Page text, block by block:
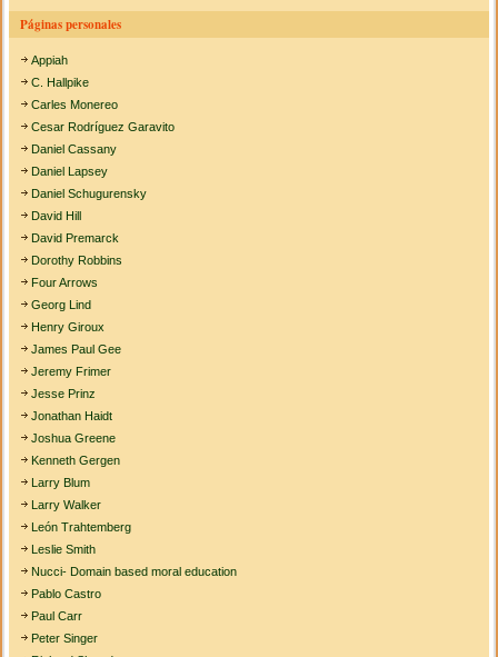
Páginas personales
Appiah
C. Hallpike
Carles Monereo
Cesar Rodríguez Garavito
Daniel Cassany
Daniel Lapsey
Daniel Schugurensky
David Hill
David Premarck
Dorothy Robbins
Four Arrows
Georg Lind
Henry Giroux
James Paul Gee
Jeremy Frimer
Jesse Prinz
Jonathan Haidt
Joshua Greene
Kenneth Gergen
Larry Blum
Larry Walker
León Trahtemberg
Leslie Smith
Nucci- Domain based moral education
Pablo Castro
Paul Carr
Peter Singer